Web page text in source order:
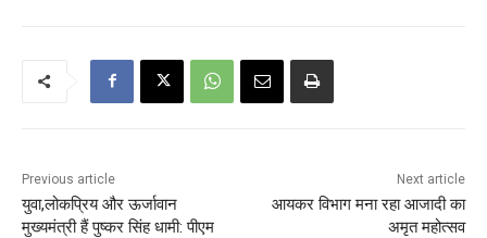
Previous article
युवा,लोकप्रिय और ऊर्जावान
मुख्यमंत्री हैं पुष्कर सिंह धामी: पीएम
Next article
आयकर विभाग मना रहा आजादी का
अमृत महोत्सव